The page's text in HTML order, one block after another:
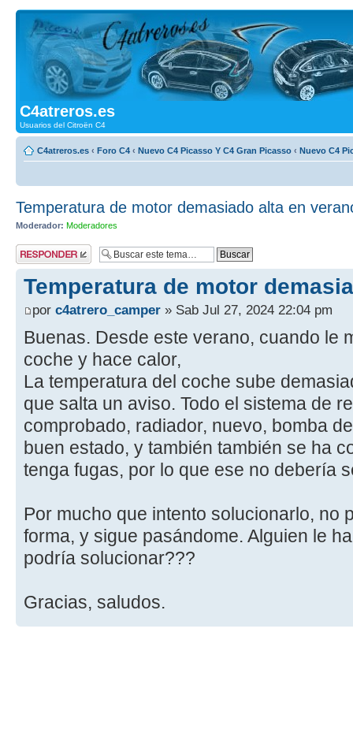
C4atreros.es
Usuarios del Citroën C4
C4atreros.es ‹ Foro C4 ‹ Nuevo C4 Picasso Y C4 Gran Picasso ‹ Nuevo C4
Temperatura de motor demasiado alta en
Moderador: Moderadores
Publicar una
respuesta
Temperatura de motor
por c4atrero_camper » Sab Jul 27, 2024 22:04 pm
Buenas. Desde este verano, cuando le
coche y hace calor,
La temperatura del coche sube
que salta un aviso. Todo el sistema de
comprobado, radiador, nuevo, bomba
buen estado, y también también se ha
tenga fugas, por lo que ese no debería
Por mucho que intento solucionarlo, no
forma, y sigue pasándome. Alguien le
podría solucionar???
Gracias, saludos.